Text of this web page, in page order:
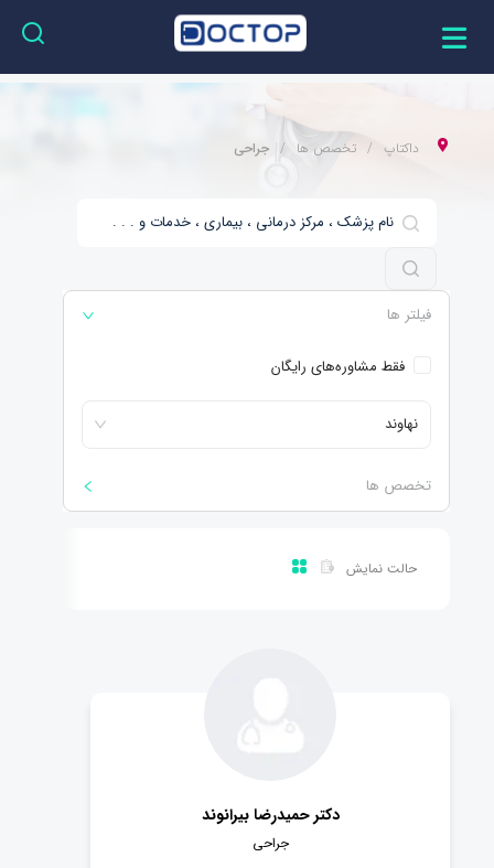
داکتاپ تخصص ها جراحی
فیلتر ها
فقط مشاوره‌های رایگان
نهاوند
تخصص ها
حالت نمایش
دکتر حمیدرضا بیرانوند
جراحی